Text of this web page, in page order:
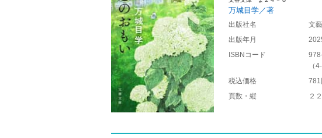
万城目学／著
出版社名
文
出版年月
ISBNコード
（
税込価格
781
頁数・縦
２